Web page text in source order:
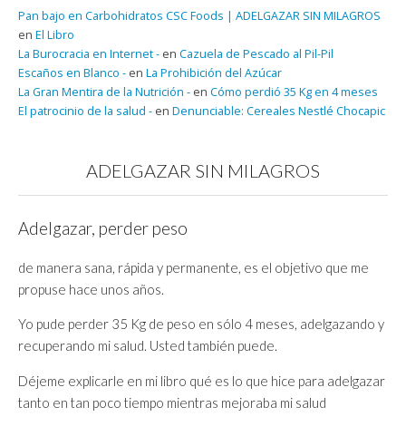
Pan bajo en Carbohidratos CSC Foods | ADELGAZAR SIN MILAGROS
en El Libro
La Burocracia en Internet - en Cazuela de Pescado al Pil-Pil
Escaños en Blanco - en La Prohibición del Azúcar
La Gran Mentira de la Nutrición - en Cómo perdió 35 Kg en 4 meses
El patrocinio de la salud - en Denunciable: Cereales Nestlé Chocapic
ADELGAZAR SIN MILAGROS
Adelgazar, perder peso
de manera sana, rápida y permanente, es el objetivo que me
propuse hace unos años.
Yo pude perder 35 Kg de peso en sólo 4 meses, adelgazando y
recuperando mi salud. Usted también puede.
Déjeme explicarle en mi libro qué es lo que hice para adelgazar
tanto en tan poco tiempo mientras mejoraba mi salud